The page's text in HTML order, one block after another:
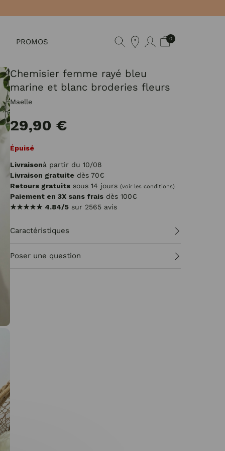
PROMOS 0
Chemisier femme rayé bleu
marine et blanc broderies fleurs
Maelle
29,90 €
Épuisé
Livraisonà partir du 10/08
Livraison gratuite dès 70€
Retours gratuits sous 14 jours (voir les conditions)
Paiement en 3X sans frais dès 100€
★★★★★ 4.84/5 sur 2565 avis
Caractéristiques
Poser une question